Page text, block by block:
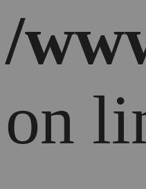
/
on